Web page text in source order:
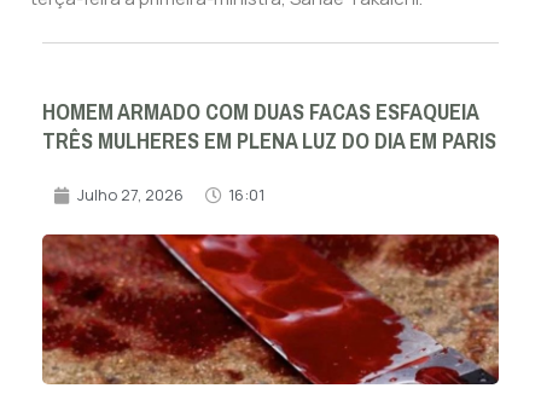
HOMEM ARMADO COM DUAS FACAS ESFAQUEIA
TRÊS MULHERES EM PLENA LUZ DO DIA EM PARIS
Julho 27, 2026 16:01